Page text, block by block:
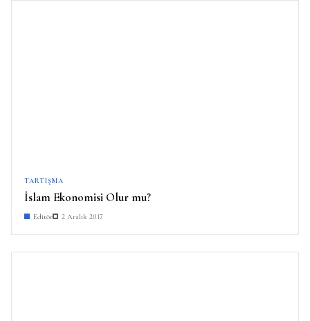
TARTIŞMA
İslam Ekonomisi Olur mu?
Editör 2 Aralık 2017